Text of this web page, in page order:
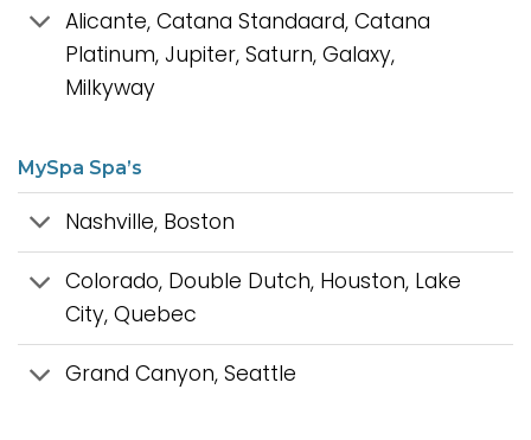
Alicante, Catana Standaard, Catana
Platinum, Jupiter, Saturn, Galaxy,
Milkyway
MySpa Spa’s
Nashville, Boston
Colorado, Double Dutch, Houston, Lake
City, Quebec
Grand Canyon, Seattle